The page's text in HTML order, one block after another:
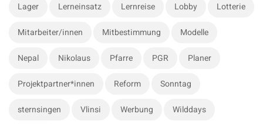
Lager Lerneinsatz Lernreise Lobby Lotterie
Mitarbeiter/innen Mitbestimmung Modelle
Nepal Nikolaus Pfarre PGR Planer
Projektpartner*innen Reform Sonntag
sternsingen Vlinsi Werbung Wilddays